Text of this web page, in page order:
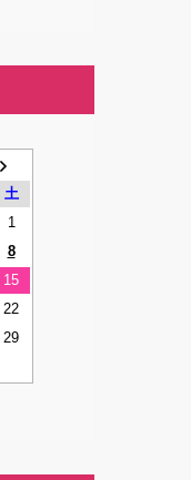
土
1
8
15
22
29